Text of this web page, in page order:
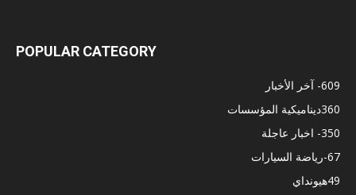
POPULAR CATEGORY
- آخر الأخبار609
ديناميكية المؤسسات360
- اخبار عاجلة350
-رياضة السيارات67
هيونداي49